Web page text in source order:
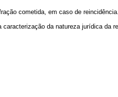
cometida, em caso de reincidência.
da natureza jurídica da